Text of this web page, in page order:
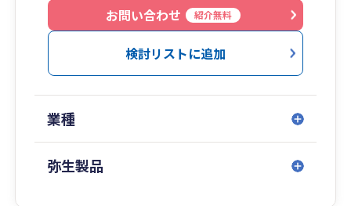
お問い合わせ
紹介無料
検討リストに追加
業種
弥生製品